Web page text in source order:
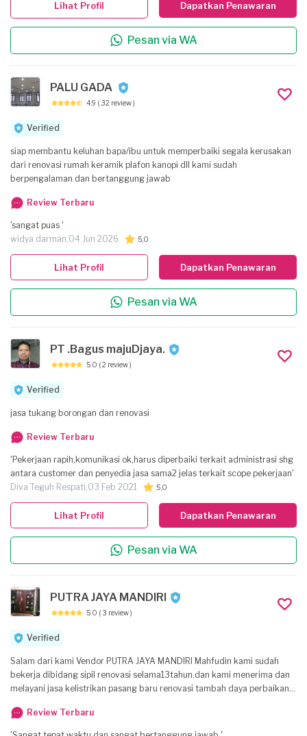
Dapatkan Penawaran
Pesan via WA
Lihat Profil
PALU GADA
4.9 ( 32 review )
Verified
siap membantu keluhan bapa/ibu untuk memperbaiki segala kerusakan
dari renovasi rumah keramik plafon kanopi dll kami sudah
berpengalaman dan bertanggung jawab
Review Terbaru
'sangat puas '
widya darman,04 Jun 2026 5,0
Dapatkan Penawaran
Pesan via WA
Lihat Profil
PT .Bagus majuDjaya.
5.0 ( 2 review )
Verified
jasa tukang borongan dan renovasi
Review Terbaru
'Pekerjaan rapih,komunikasi ok,harus diperbaiki terkait administrasi shg
antara customer dan penyedia jasa sama2 jelas terkait scope pekerjaan'
Diva Teguh Respati,03 Feb 2021 5,0
Dapatkan Penawaran
Pesan via WA
Lihat Profil
PUTRA JAYA MANDIRI
5.0 ( 3 review )
Verified
Salam dari kami Vendor PUTRA JAYA MANDIRI Mahfudin kami sudah
bekerja dibidang sipil renovasi selama13tahun.dan kami menerima dan
melayani jasa kelistrikan pasang baru renovasi tambah daya perbaikan
ibu/bapa.berkenan Dengan layanan jasa dari kami penyedia jasa siap
membantu melayani anda semua.terimaksih hormat kami mahfudin
Review Terbaru